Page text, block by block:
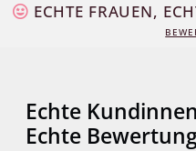
ECHTE FRAUEN,
Echte
Echte